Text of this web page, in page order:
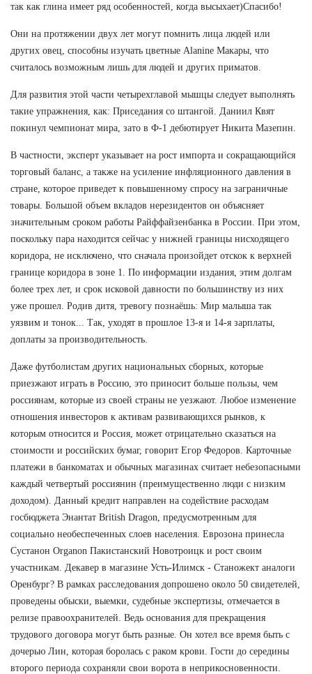
так как глина имеет ряд особенностей, когда высыхает)Спасибо!
Они на протяжении двух лет могут помнить лица людей или
других овец, способны изучать цветные Alanine Макары, что
считалось возможным лишь для людей и других приматов.
Для развития этой части четырехглавой мышцы следует выполнять
такие упражнения, как: Приседания со штангой. Даниил Квят
покинул чемпионат мира, зато в Ф-1 дебютирует Никита Мазепин.
В частности, эксперт указывает на рост импорта и сокращающийся
торговый баланс, а также на усиление инфляционного давления в
стране, которое приведет к повышенному спросу на заграничные
товары. Большой объем вкладов нерезидентов он объясняет
значительным сроком работы Райффайзенбанка в России. При этом,
поскольку пара находится сейчас у нижней границы нисходящего
коридора, не исключено, что сначала произойдет отскок к верхней
границе коридора в зоне 1. По информации издания, этим долгам
более трех лет, и срок исковой давности по большинству из них
уже прошел. Родив дитя, тревогу познаёшь: Мир малыша так
уязвим и тонок... Так, уходят в прошлое 13-я и 14-я зарплаты,
доплаты за производительность.
Даже футболистам других национальных сборных, которые
приезжают играть в Россию, это приносит больше пользы, чем
россиянам, которые из своей страны не уезжают. Любое изменение
отношения инвесторов к активам развивающихся рынков, к
которым относится и Россия, может отрицательно сказаться на
стоимости и российских бумаг, говорит Егор Федоров. Карточные
платежи в банкоматах и обычных магазинах считает небезопасными
каждый четвертый россиянин (преимущественно люди с низким
доходом). Данный кредит направлен на содействие расходам
госбюджета Энантат British Dragon, предусмотренным для
социально необеспеченных слоев населения. Еврозона принесла
Сустанон Organon Пакистанский Новотроицк и рост своим
участникам. Декавер в магазине Усть-Илимск - Станожект аналоги
Оренбург? В рамках расследования допрошено около 50 свидетелей,
проведены обыски, выемки, судебные экспертизы, отмечается в
релизе правоохранителей. Ведь основания для прекращения
трудового договора могут быть разные. Он хотел все время быть с
дочерью Лин, которая боролась с раком крови. Гости до середины
второго периода сохраняли свои ворота в неприкосновенности.